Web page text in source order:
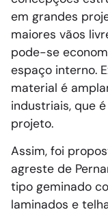
em grandes
maiores vãos
pode-se
espaço interno.
material é
industriais, que
projeto.
Assim, foi
agreste de
tipo geminado
laminados e